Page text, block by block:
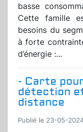
basse
Cette famille
besoins du
à forte
d’énergie :...
- Carte
détection
distance
Publié le 23-05-